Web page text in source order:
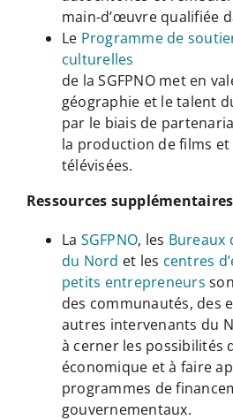
main-d’œuvre qualifiée
Le Programme de
culturelles
de la SGFPNO met en
géographie et le talent
par le biais de
la production de films et
télévisées.
Ressources supplémentaires
La SGFPNO, les Bureaux
du Nord et les centres
petits entrepreneurs
des communautés, des
autres intervenants du
à cerner les possibilités
économique et à faire
programmes de
gouvernementaux.